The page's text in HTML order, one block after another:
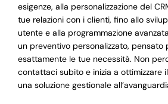
esigenze, alla personalizzazione del
tue relazioni con i clienti, fino allo
utente e alla programmazione
un preventivo personalizzato, pensato
esattamente le tue necessità. Non
contattaci subito e inizia a ottimizzare
una soluzione gestionale